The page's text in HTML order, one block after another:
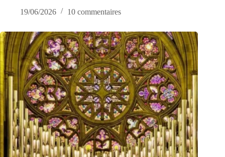
19/06/2026
10 commentaires